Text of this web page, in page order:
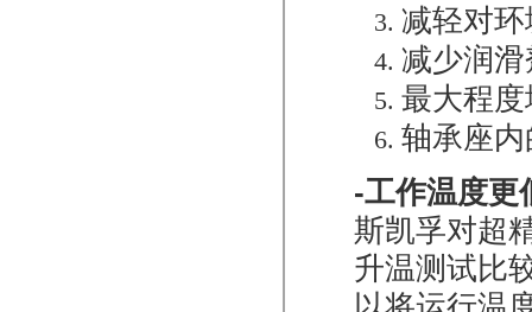
减轻对
减少润
最大程
轴承座
-工作温度更
斯凯孚对超
升温测试比